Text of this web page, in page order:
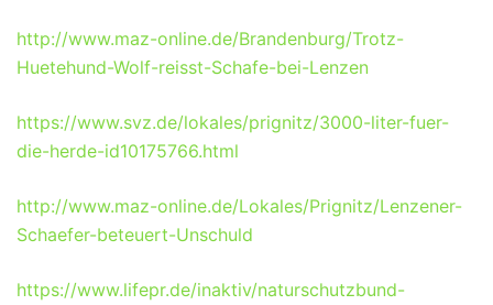
http://www.maz-online.de/Brandenburg/Trotz-
Huetehund-Wolf-reisst-Schafe-bei-Lenzen
https://www.svz.de/lokales/prignitz/3000-liter-fuer-
die-herde-id10175766.html
http://www.maz-online.de/Lokales/Prignitz/Lenzener-
Schaefer-beteuert-Unschuld
https://www.lifepr.de/inaktiv/naturschutzbund-